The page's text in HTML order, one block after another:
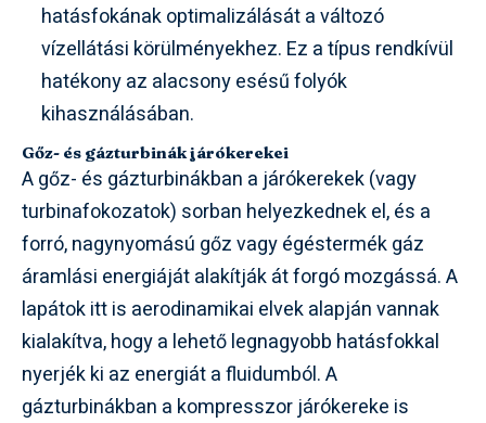
hatásfokának optimalizálását a változó
vízellátási körülményekhez. Ez a típus rendkívül
hatékony az alacsony esésű folyók
kihasználásában.
Gőz- és gázturbinák járókerekei
A gőz- és gázturbinákban a járókerekek (vagy
turbinafokozatok) sorban helyezkednek el, és a
forró, nagynyomású gőz vagy égéstermék gáz
áramlási energiáját alakítják át forgó mozgássá. A
lapátok itt is aerodinamikai elvek alapján vannak
kialakítva, hogy a lehető legnagyobb hatásfokkal
nyerjék ki az energiát a fluidumból. A
gázturbinákban a kompresszor járókereke is